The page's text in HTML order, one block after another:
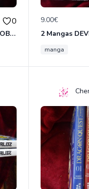
0
Lot de 4 mangas CHOBITS
9.00€
manga